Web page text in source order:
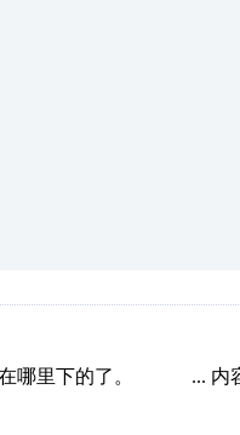
在哪里下的了。 ... 内